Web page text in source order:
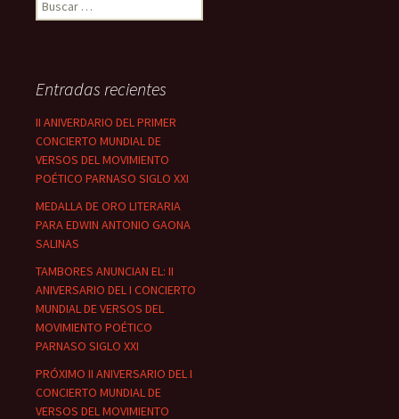
Entradas recientes
II ANIVERDARIO DEL PRIMER
CONCIERTO MUNDIAL DE
VERSOS DEL MOVIMIENTO
POÉTICO PARNASO SIGLO XXI
MEDALLA DE ORO LITERARIA
PARA EDWIN ANTONIO GAONA
SALINAS
TAMBORES ANUNCIAN EL: II
ANIVERSARIO DEL I CONCIERTO
MUNDIAL DE VERSOS DEL
MOVIMIENTO POÉTICO
PARNASO SIGLO XXI
PRÓXIMO II ANIVERSARIO DEL I
CONCIERTO MUNDIAL DE
VERSOS DEL MOVIMIENTO